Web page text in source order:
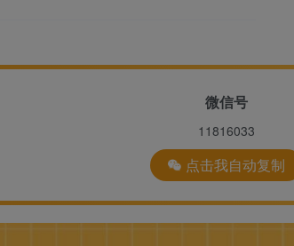
微信号
11816033
点击我自动复制